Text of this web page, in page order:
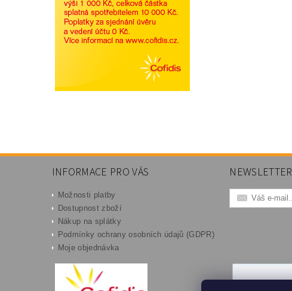
INFORMACE PRO VÁS
Možnosti platby
Dostupnost zboží
Nákup na splátky
Podmínky ochrany osobních údajů (GDPR)
Moje objednávka
NEWSLETTER